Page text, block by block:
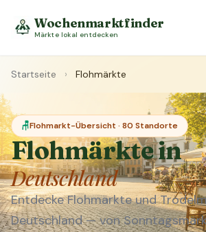
Wochenmarktfinder
Märkte lokal entdecken
Startseite › Flohmärkte
🪑Flohmarkt-Übersicht · 80 Standorte
Flohmärkte in
Deutschland
Entdecke Flohmärkte und
Deutschland — von